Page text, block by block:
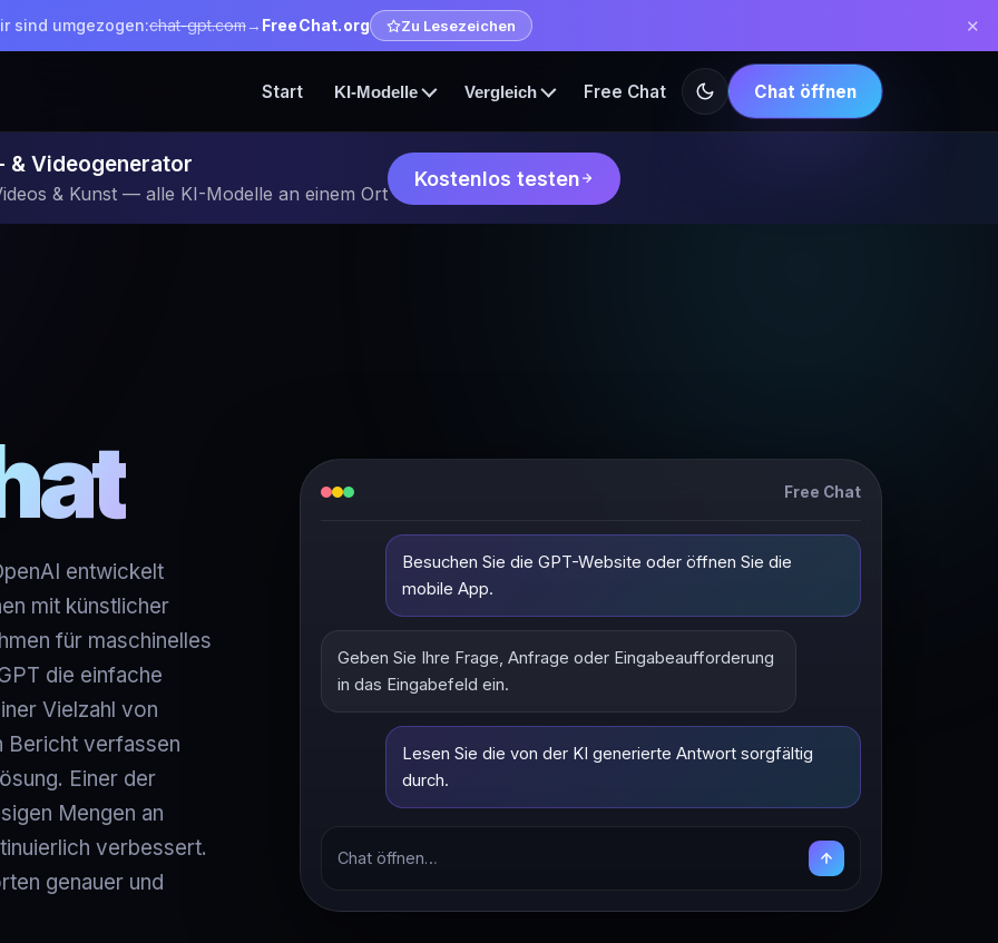
sind umgezogen:chat-gpt.com→ FreeChat.org Zu Lesezeichen ✕
Start KI-Modelle Vergleich Free Chat Chat öffnen
& Videogenerator
& Kunst — alle KI-Modelle an einem Ort
Kostenlos testen
entwickelt
mit künstlicher
für maschinelles
die einfache
Vielzahl von
Bericht verfassen
Einer der
Mengen an
verbessert.
genauer und
Free Chat
Besuchen Sie die GPT-Website oder öffnen Sie die
mobile App.
Geben Sie Ihre Frage, Anfrage oder Eingabeaufforderung
in das Eingabefeld ein.
Lesen Sie die von der KI generierte Antwort sorgfältig
durch.
Chat öffnen…